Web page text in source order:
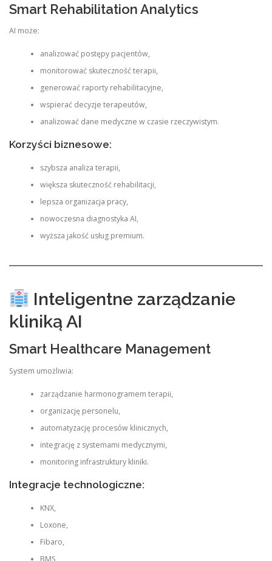
Smart Rehabilitation Analytics
AI może:
analizować postępy pacjentów,
monitorować skuteczność terapii,
generować raporty rehabilitacyjne,
wspierać decyzje terapeutów,
analizować dane medyczne w czasie rzeczywistym.
Korzyści biznesowe:
szybsza analiza terapii,
większa skuteczność rehabilitacji,
lepsza organizacja pracy,
nowoczesna diagnostyka AI,
wyższa jakość usług premium.
Inteligentne zarządzanie
kliniką AI
Smart Healthcare Management
System umożliwia:
zarządzanie harmonogramem terapii,
organizację personelu,
automatyzację procesów klinicznych,
integrację z systemami medycznymi,
monitoring infrastruktury kliniki.
Integracje technologiczne:
KNX,
Loxone,
Fibaro,
BMS,